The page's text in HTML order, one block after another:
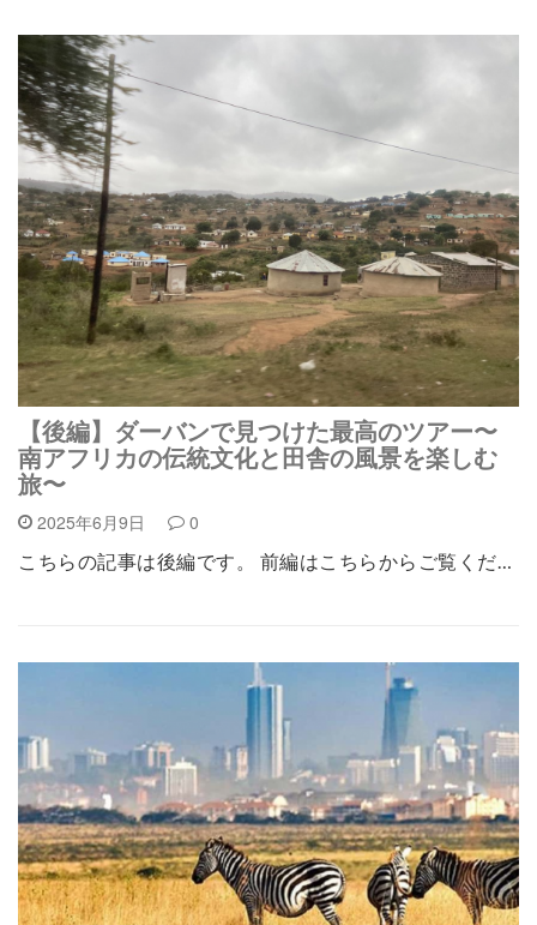
【後編】ダーバンで見つけた最高のツアー〜
南アフリカの伝統文化と田舎の風景を楽しむ
旅〜
2025年6月9日 0
こちらの記事は後編です。 前編はこちらからご覧くだ…